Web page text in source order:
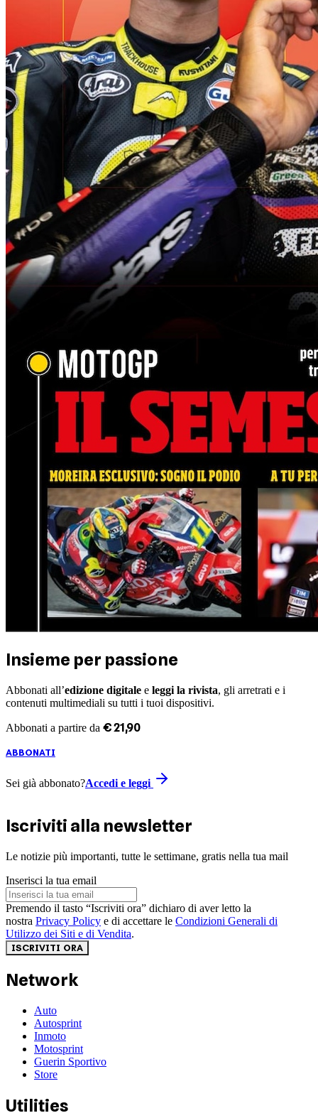
Insieme per passione
Abbonati all’edizione digitale e leggi la rivista, gli arretrati e i
contenuti multimediali su tutti i tuoi dispositivi.
Abbonati a partire da €21,90
ABBONATI
Sei già abbonato?Accedi e leggi
Iscriviti alla newsletter
Le notizie più importanti, tutte le settimane, gratis nella tua mail
Inserisci la tua email
Premendo il tasto “Iscriviti ora” dichiaro di aver letto la
nostra Privacy Policy e di accettare le Condizioni Generali di
Utilizzo dei Siti e di Vendita.
ISCRIVITI ORA
Network
Auto
Autosprint
Inmoto
Motosprint
Guerin Sportivo
Store
Utilities